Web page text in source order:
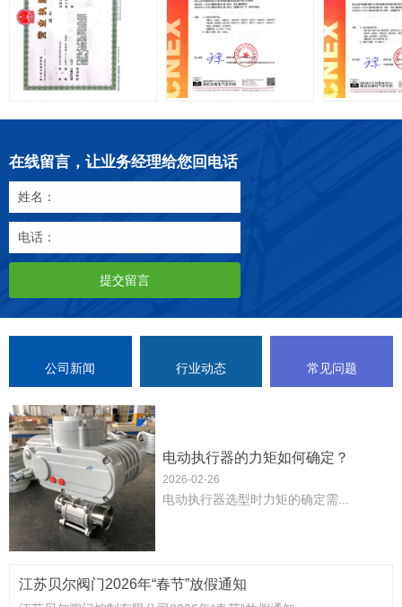
在线留言，让业务经理给您回电话
姓名：
电话：
提交留言
公司新闻 行业动态 常见问题
电动执行器的力矩如何确定？
2026-02-26
‌电动执行器选型时力矩的确定需...
江苏贝尔阀门2026年“春节”放假通知